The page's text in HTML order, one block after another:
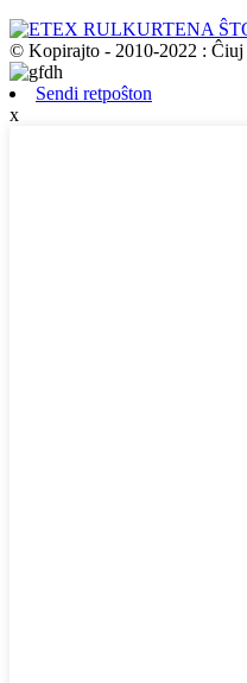
© Kopirajto - 2010-2022 : Ĉiuj
Sendi retpoŝton
x